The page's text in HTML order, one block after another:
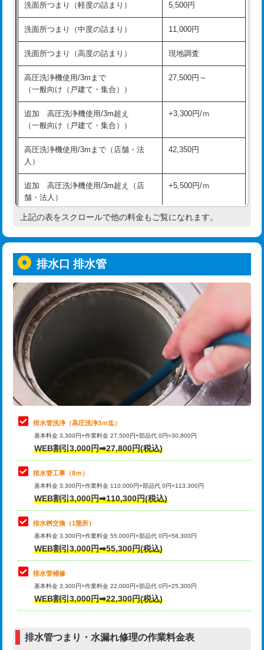
モルタル補修（厚さ10㎝超え） 38,500円
洗面台設置 38,500円
バスタブ設置 現場見積
追加人工 16,500円
廃棄・処分 現場見積
※給水管工事は20mmまでの価格です。
持込商品取付（混合水栓） 16,500円
持込商品取付（浄水器・分岐水栓） 16,500円
給水管工事※（ホール加工) 16,500円
給水管工事※（バンド止め)
給水管工事※（支持金具設置) 5,500円
給水管工事※（保温材使用（バンド止
め込み）)
5,500円
給水管工事※（土の掘削・埋め戻し作
業)
11,000円
給水管工事※（塩ビ管（VP・HI）使
用/3ｍまで)
用（追加）/3ｍ超え)
給水管工事※（ライニング鋼管・銅
管・ポリ管・HT管使用/3ｍまで)
44,000円
給水管工事※（ライニング鋼管・銅
管・ポリ管・HT管使用/3ｍ超え)
+8,800円
排水管工事（土の掘削・埋め戻し作
業）
11,000円~
排水管工事（排水管工事/3ｍまで） 55,000円
排水管工事（追加 排水管工事/3ｍ超
え）
マス交換（土の掘削・埋め戻し作業）
マス交換（深さ50㎝未満）
マス交換（深さ50㎝以上）
コンクリート斫り（厚さ10㎝まで）
コンクリート斫り（厚さ10㎝超え）
モルタル補修（厚さ10㎝まで）
モルタル補修（厚さ10㎝超え）
追加人工 16,500円
洗面所つまり（軽度の詰まり） 5,500円
洗面所つまり（中度の詰まり） 11,000円
洗面所つまり（高度の詰まり） 現地調査
高圧洗浄機使用/3mまで
（一般向け（戸建て・集合））
27,500円～
追加 高圧洗浄機使用/3m超え
（一般向け（戸建て・集合））
+3,300円/ｍ
高圧洗浄機使用/3mまで（店舗・法
人）
42,350円
追加 高圧洗浄機使用/3m超え（店
舗・法人）
+5,500円/ｍ
高度高圧洗浄換 現地調査
トーラー機使用/3mまで
追加トーラー機使用/3m超え +3,300円
カメラ調査 33,000円
桝清掃 8,800円
止水・漏水調査・防水処理・清掃・修
理・調整・分解・加工など（軽作業）
11,000円
止水・漏水調査・防水処理・清掃・修
理・調整・分解・加工など（中作業）
22,000円
止水・漏水調査・防水処理・清掃・修
理・調整・分解・加工など（重作業）
33,000円
その他部品の脱着
交換・取付（タンク）
交換・取付(単水栓（壁付・デッキ
式）)
交換・取付(混合水栓（壁付・デッキ
式・ワンホール）)
16,500円+材料費
交換・取付(排水栓・排水トラップ
交換・取付（その他部品） 11,000円+材料費
上記の表をスクロールで他の料金もご覧になれます。
排水口 排水管
排水管洗浄（高圧洗浄3ｍ迄）
基本料金 3,300円+作業料金 27,500円+部品代 0円=30,800円
WEB割引3,000円➡27,800円(税込)
排水管工事（8ｍ）
基本料金 3,300円+作業料金 110,000円+部品代 0円=113,300円
WEB割引3,000円➡110,300円(税込)
排水桝交換（1箇所）
基本料金 3,300円+作業料金 55,000円+部品代 0円=58,300円
WEB割引3,000円➡55,300円(税込)
排水管補修
基本料金 3,300円+作業料金 22,000円+部品代 0円=25,300円
WEB割引3,000円➡22,300円(税込)
排水管つまり・水漏れ修理の作業料金表